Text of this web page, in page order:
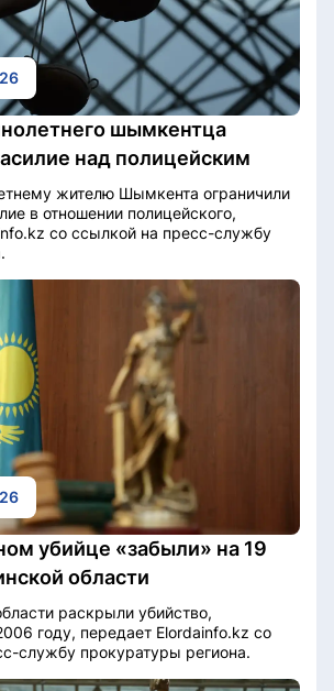
шымкентца
над полицейским
жителю Шымкента ограничили
в отношении полицейского,
со ссылкой на пресс-службу
убийце «забыли» на 19
области
раскрыли убийство,
году, передает Elordainfo.kz со
службу прокуратуры региона.